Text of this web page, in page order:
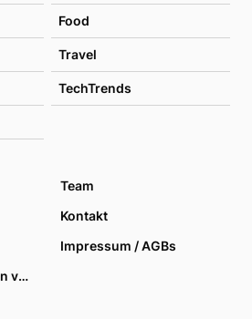
Food
Travel
TechTrends
Team
Kontakt
Impressum / AGBs
Datenschutzoptionen verwalten